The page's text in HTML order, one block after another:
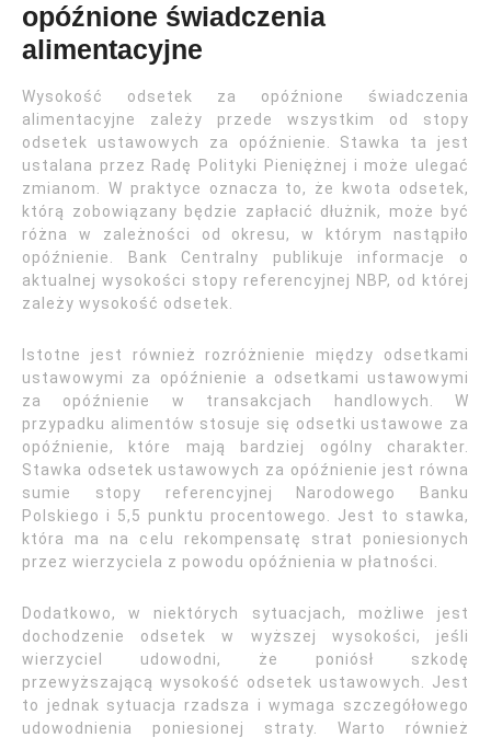
opóźnione świadczenia
alimentacyjne
Wysokość odsetek za opóźnione świadczenia
alimentacyjne zależy przede wszystkim od stopy
odsetek ustawowych za opóźnienie. Stawka ta jest
ustalana przez Radę Polityki Pieniężnej i może ulegać
zmianom. W praktyce oznacza to, że kwota odsetek,
którą zobowiązany będzie zapłacić dłużnik, może być
różna w zależności od okresu, w którym nastąpiło
opóźnienie. Bank Centralny publikuje informacje o
aktualnej wysokości stopy referencyjnej NBP, od której
zależy wysokość odsetek.
Istotne jest również rozróżnienie między odsetkami
ustawowymi za opóźnienie a odsetkami ustawowymi
za opóźnienie w transakcjach handlowych. W
przypadku alimentów stosuje się odsetki ustawowe za
opóźnienie, które mają bardziej ogólny charakter.
Stawka odsetek ustawowych za opóźnienie jest równa
sumie stopy referencyjnej Narodowego Banku
Polskiego i 5,5 punktu procentowego. Jest to stawka,
która ma na celu rekompensatę strat poniesionych
przez wierzyciela z powodu opóźnienia w płatności.
Dodatkowo, w niektórych sytuacjach, możliwe jest
dochodzenie odsetek w wyższej wysokości, jeśli
wierzyciel udowodni, że poniósł szkodę
przewyższającą wysokość odsetek ustawowych. Jest
to jednak sytuacja rzadsza i wymaga szczegółowego
udowodnienia poniesionej straty. Warto również